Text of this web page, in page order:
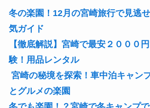
冬の楽園！12月の宮崎旅行で見逃
気ガイド
【徹底解説】宮崎で最安２０００
験！用品レンタル
宮崎の秘境を探索！車中泊キャン
とグルメの楽園